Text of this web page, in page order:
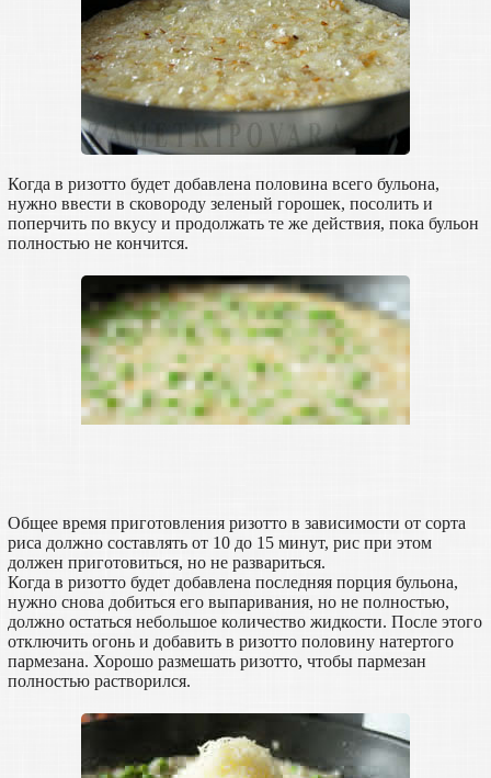
Когда в ризотто будет добавлена половина всего бульона,
нужно ввести в сковороду зеленый горошек, посолить и
поперчить по вкусу и продолжать те же действия, пока бульон
полностью не кончится.
Общее время приготовления ризотто в зависимости от сорта
риса должно составлять от 10 до 15 минут, рис при этом
должен приготовиться, но не развариться.
Когда в ризотто будет добавлена последняя порция бульона,
нужно снова добиться его выпаривания, но не полностью,
должно остаться небольшое количество жидкости. После этого
отключить огонь и добавить в ризотто половину натертого
пармезана. Хорошо размешать ризотто, чтобы пармезан
полностью растворился.